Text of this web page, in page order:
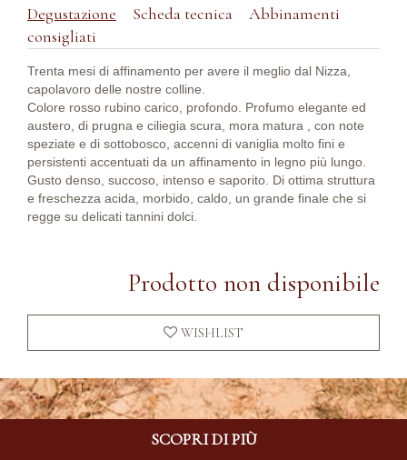
Degustazione Scheda tecnica
Abbinamenti
consigliati
Trenta mesi di affinamento per avere il meglio dal Nizza,
capolavoro delle nostre colline.
Colore rosso rubino carico, profondo. Profumo elegante ed
austero, di prugna e ciliegia scura, mora matura , con note
speziate e di sottobosco, accenni di vaniglia molto fini e
persistenti accentuati da un affinamento in legno più lungo.
Gusto denso, succoso, intenso e saporito. Di ottima struttura
e freschezza acida, morbido, caldo, un grande finale che si
regge su delicati tannini dolci.
Prodotto non disponibile
WISHLIST
SCOPRI DI PIÙ